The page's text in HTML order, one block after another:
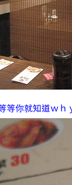
等你就知道ｗｈ